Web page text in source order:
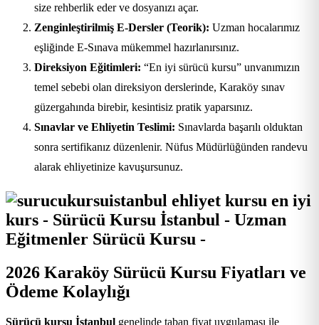
size rehberlik eder ve dosyanızı açar.
Zenginleştirilmiş E-Dersler (Teorik): Uzman hocalarımız
eşliğinde E-Sınava mükemmel hazırlanırsınız.
Direksiyon Eğitimleri: “En iyi sürücü kursu” unvanımızın
temel sebebi olan direksiyon derslerinde, Karaköy sınav
güzergahında birebir, kesintisiz pratik yaparsınız.
Sınavlar ve Ehliyetin Teslimi: Sınavlarda başarılı olduktan
sonra sertifikanız düzenlenir. Nüfus Müdürlüğünden randevu
alarak ehliyetinize kavuşursunuz.
2026 Karaköy Sürücü Kursu Fiyatları ve
Ödeme Kolaylığı
Sürücü kursu İstanbul genelinde taban fiyat uygulaması ile